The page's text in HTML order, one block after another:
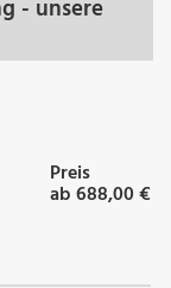
- unsere
Preis
ab 688,00 €